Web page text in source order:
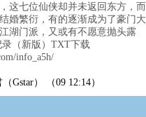
这七位仙侠却并未返回东方，而
婚繁衍，有的逐渐成为了豪门大
湖门派，又或有不愿意抛头露
（新版）TXT下载
info_a5h/
Gstar） （09 12:14）